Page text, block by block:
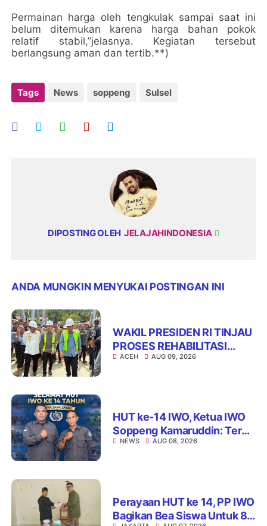
Permainan harga oleh tengkulak sampai saat ini
belum ditemukan karena harga bahan pokok
relatif stabil,”jelasnya. Kegiatan tersebut
berlangsung aman dan tertib.**)
Tags News soppeng Sulsel
DIPOSTING OLEH JELAJAHINDONESIA
ANDA MUNGKIN MENYUKAI POSTINGAN INI
WAKIL PRESIDEN RI TINJAU
PROSES REHABILITASI
JEMBATAN LUMUT,
ACEH AUG 09, 2026
HUT ke-14 IWO, Ketua IWO
Soppeng Kamaruddin: Terus
Jaga Integritas dan Nama
NEWS AUG 08, 2026
Perayaan HUT ke 14, PP IWO
Bagikan Bea Siswa Untuk 8